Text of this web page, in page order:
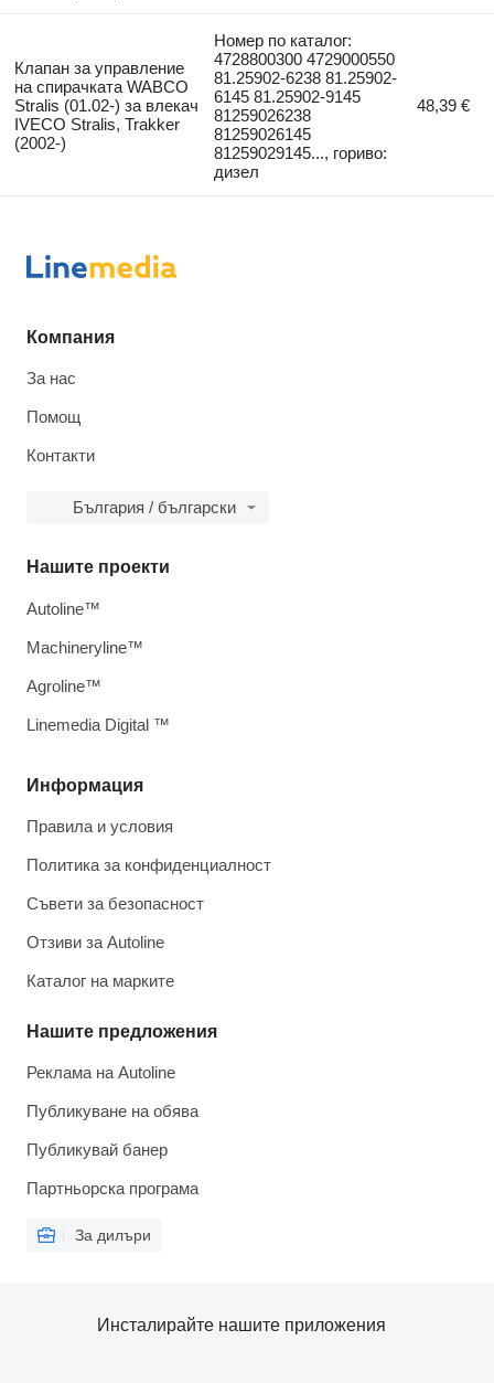
Клапан за управление
на спирачката WABCO
Stralis (01.02-) за влекач
IVECO Stralis, Trakker
(2002-)
Номер по каталог:
4728800300 4729000550
81.25902-6238 81.25902-
6145 81.25902-9145
81259026238
81259026145
81259029145..., гориво:
дизел
48,39 €
Компания
За нас
Помощ
Контакти
България / български
Информация
Правила и условия
Политика за конфиденциалност
Съвети за безопасност
Отзиви за Autoline
Каталог на марките
Нашите предложения
Реклама на Autoline
Публикуване на обява
Публикувай банер
Партньорска програма
За дилъри
Нашите проекти
Autoline™
Machineryline™
Agroline™
Linemedia Digital ™
Инсталирайте нашите приложения